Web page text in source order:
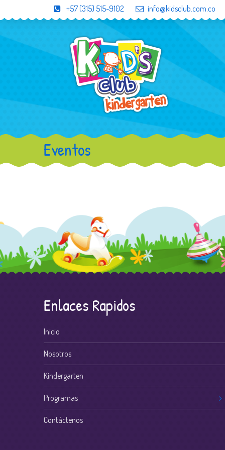
+57 (315) 515-9102 info@kidsclub.com.co
Eventos
Enlaces Rapidos
Inicio
Nosotros
Kindergarten
Programas
Contáctenos